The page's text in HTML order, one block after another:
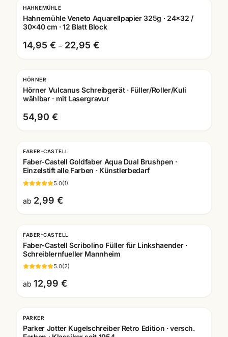
HAHNEMÜHLE
Hahnemühle Veneto Aquarellpapier 325g · 24x32 /
30x40 cm · 12 Blatt Block
14,95 € – 22,95 €
Gravur
HÖRNER
Hörner Vulcanus Schreibgerät · Füller/Roller/Kuli
wählbar · mit Lasergravur
54,90 €
FABER-CASTELL
Faber-Castell Goldfaber Aqua Dual Brushpen ·
Einzelstift alle Farben · Künstlerbedarf
5.0(1)
ab 2,99 €
FABER-CASTELL
Faber-Castell Scribolino Füller für Linkshaender ·
Schreiblernfueller Mannheim
5.0(2)
ab 12,99 €
Gravur
PARKER
Parker Jotter Kugelschreiber Retro Edition · versch.